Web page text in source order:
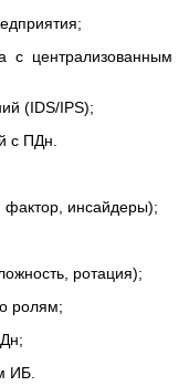
(IDS/IPS);
ПДн.
инсайдеры);
ротация);
ролям;
ИБ.